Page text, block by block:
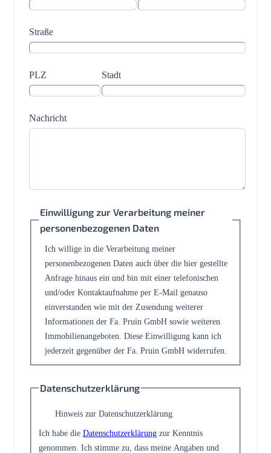
Straße
PLZ Stadt
Nachricht
Einwilligung zur Verarbeitung meiner
personenbezogenen Daten
Ich willige in die Verarbeitung meiner
personenbezogenen Daten auch über die hier gestellte
Anfrage hinaus ein und bin mit einer telefonischen
und/oder Kontaktaufnahme per E-Mail genauso
einverstanden wie mit der Zusendung weiterer
Informationen der Fa. Pruin GmbH sowie weiteren
Immobilienangeboten. Diese Einwilligung kann ich
jederzeit gegenüber der Fa. Pruin GmbH widerrufen.
Datenschutzerklärung
Hinweis zur Datenschutzerklärung
Ich habe die Datenschutzerklärung zur Kenntnis
genommen. Ich stimme zu, dass meine Angaben und